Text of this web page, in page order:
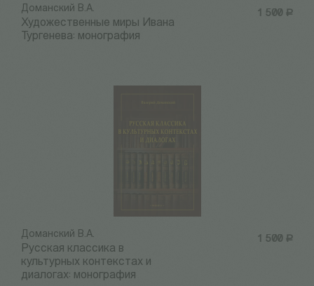
1 500 Р
Доманский В.А.
Художественные миры Ивана
Тургенева: монография
1 500 Р
Доманский В.А.
Русская классика в
культурных контекстах и
диалогах: монография